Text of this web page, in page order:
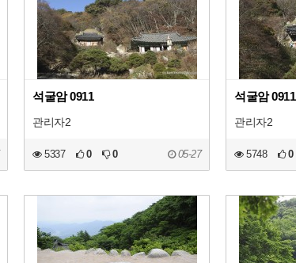
석굴암 0911
관리자2
5337 0 0 05-27
석굴암 0911
관리자2
5748 0